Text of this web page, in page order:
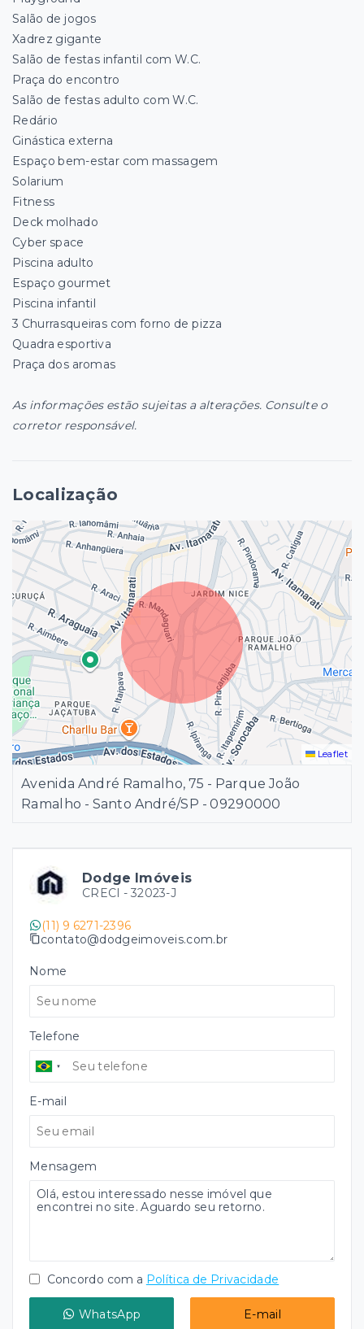
Dodge Imóveis
CRECI - 32023-J
(11) 9 6271-2396
contato@dodgeimoveis.com.br
Nome
Telefone
E-mail
Mensagem
Concordo com a Política de Privacidade
WhatsApp E-mail
Salão de jogos
Xadrez gigante
Salão de festas infantil com W.C.
Praça do encontro
Salão de festas adulto com W.C.
Redário
Ginástica externa
Espaço bem-estar com massagem
Solarium
Fitness
Deck molhado
Cyber space
Piscina adulto
Espaço gourmet
Piscina infantil
3 Churrasqueiras com forno de pizza
Quadra esportiva
Praça dos aromas
As informações estão sujeitas a alterações. Consulte o
corretor responsável.
Localização
Leaflet
Avenida André Ramalho, 75 - Parque João
Ramalho - Santo André/SP - 09290000